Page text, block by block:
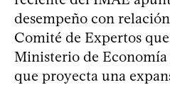
desempeño con
Comité de Expertos
Ministerio de Economía
que proyecta una